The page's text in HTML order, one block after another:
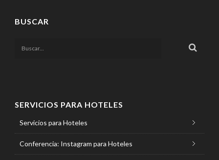
BUSCAR
SERVICIOS PARA HOTELES
Servicios para Hoteles
Conferencia: Instagram para Hoteles